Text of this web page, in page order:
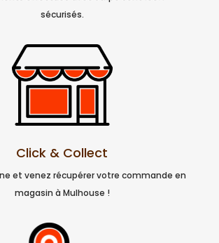
sécurisés.
Click & Collect
et venez récupérer votre commande en
magasin à Mulhouse !